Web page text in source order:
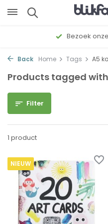
Bezoek
Back Home Tags A5
Products tagged
Filter
1 product
NIEUW